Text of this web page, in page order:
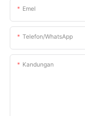
Emel
Telefon/whatsApp
Kandungan